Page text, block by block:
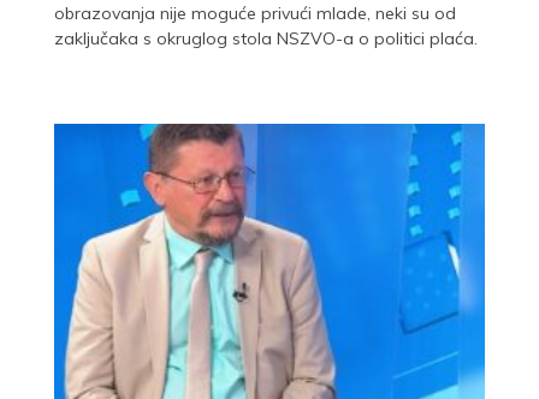
obrazovanja nije moguće privući mlade, neki su od
zaključaka s okruglog stola NSZVO-a o politici plaća.